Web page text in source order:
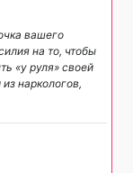
вашего
на то, чтобы
«у руля» своей
наркологов,